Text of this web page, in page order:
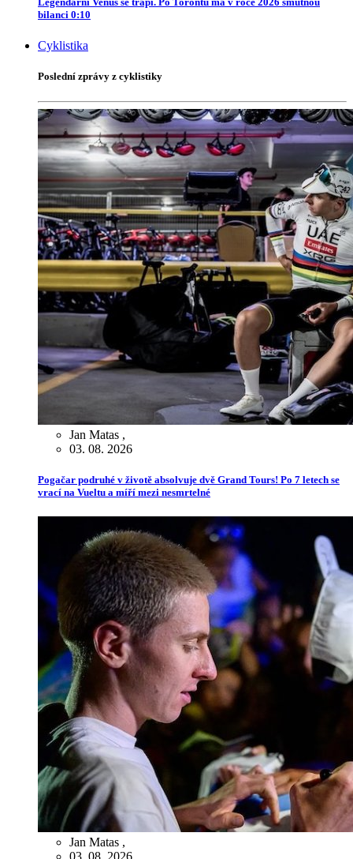
bilanci 0:10
Cyklistika
Poslední zprávy z cyklistiky
Jan Matas ,
03. 08. 2026
Pogačar podruhé v životě absolvuje dvě Grand Tours! Po 7 letech se
vrací na Vueltu a míří mezi nesmrtelné
Jan Matas ,
03. 08. 2026